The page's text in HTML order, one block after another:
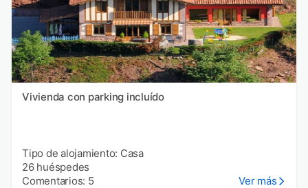
Vivienda con parking incluído
Tipo de alojamiento: Casa
26 huéspedes
Comentarios: 5
Ver más